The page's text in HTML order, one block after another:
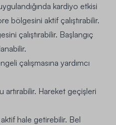
kardiyo etkisi
bölgesini aktif çalıştırabilir.
çalıştırabilir. Başlangıç
çalışmasına yardımcı
Hareket geçişleri
hale getirebilir. Bel